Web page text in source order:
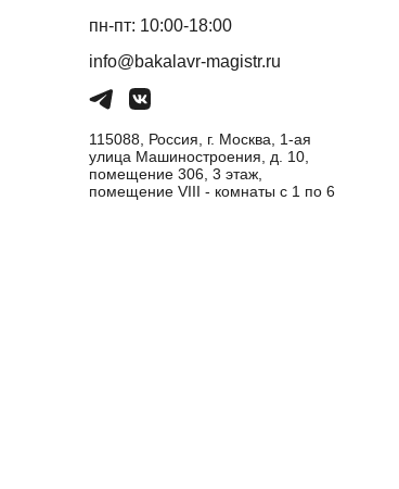
пн-пт: 10:00-18:00
info@bakalavr-magistr.ru
115088, Россия, г. Москва, 1-ая
улица Машиностроения, д. 10,
помещение 306, 3 этаж,
помещение VIII - комнаты с 1 по 6